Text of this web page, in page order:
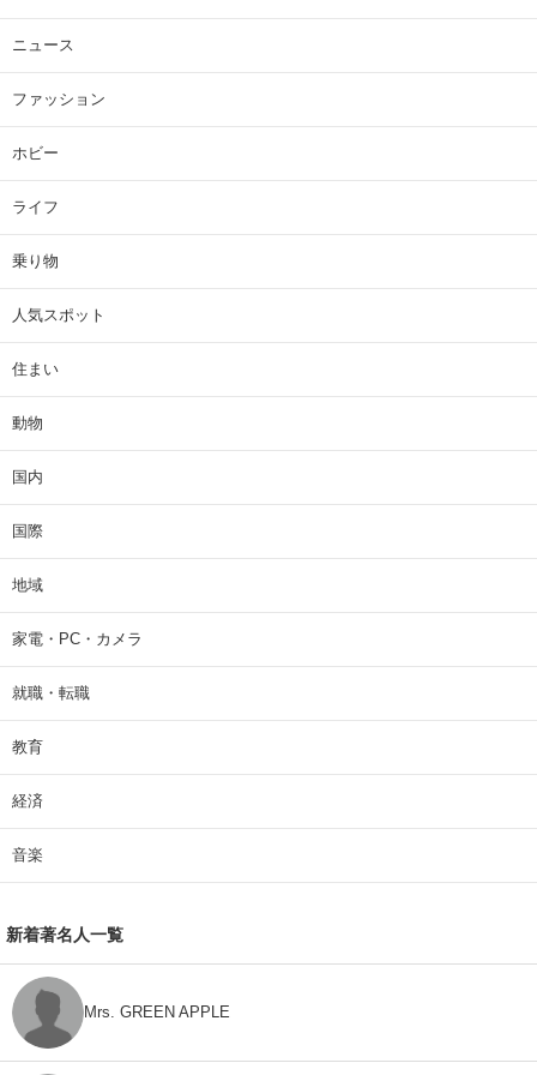
ニュース
ファッション
ホビー
ライフ
乗り物
人気スポット
住まい
動物
国内
国際
地域
家電・PC・カメラ
就職・転職
教育
経済
音楽
新着著名人一覧
Mrs. GREEN APPLE